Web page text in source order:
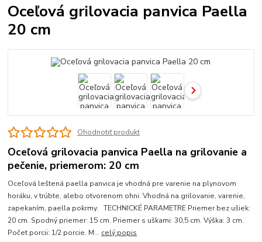
Oceľová grilovacia panvica Paella
20 cm
Ohodnotiť produkt
Oceľová grilovacia panvica Paella na grilovanie a
pečenie, priemerom: 20 cm
Oceľová leštená paella panvica je vhodná pre varenie na plynovom
horáku, v trúbte, alebo otvorenom ohni. Vhodná na grilovanie, varenie,
zapekaním, paella pokrmy. TECHNICKÉ PARAMETRE Priemer bez ušiek:
20 cm. Spodný priemer: 15 cm. Priemer s uškami: 30,5 cm. Výška: 3 cm.
Počet porcii: 1/2 porcie. M... celý popis